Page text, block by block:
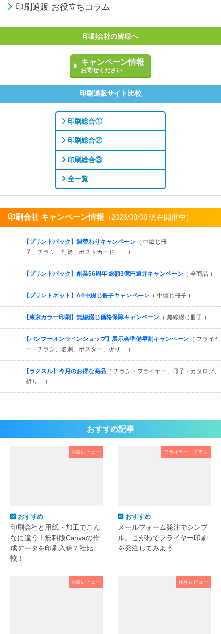
印刷通販 お役立ちコラム
印刷会社の皆様へ
キャンペーン情報
お寄せください
印刷通販サイト比較
印刷総合①
印刷総合②
印刷総合③
全一覧
印刷会社 キャンペーン情報 （2026/08/08 現在開催中）
【プリントパック】週替わりキャンペーン （ 中綴じ冊
子、チラシ、封筒、ポストカード、… ）
【プリントパック】創業56周年 総額3億円還元キャンペーン （ 全商品 ）
【プリントネット】A4中綴じ冊子キャンペーン （ 中綴じ冊子 ）
【東京カラー印刷】無線綴じ価格保障キャンペーン （ 無線綴じ冊子 ）
【バンフーオンラインショップ】展示会準備早割キャンペーン （ フライヤ
ー・チラシ、名刺、ポスター、折り… ）
【ラクスル】今月のお得な商品 （ チラシ・フライヤー、冊子・カタログ、
折り… ）
おすすめ記事
体験レビュー
おすすめ
印刷会社と用紙・加工でこん
なに違う！無料版Canvaの作
成データを印刷入稿７社比
較！
フライヤー・チラシ
おすすめ
メールフォーム発注でシンプ
ル。こがわでフライヤー印刷
を発注してみよう
体験レビュー 体験レビュー